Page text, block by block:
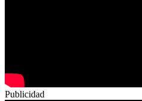
Publicidad